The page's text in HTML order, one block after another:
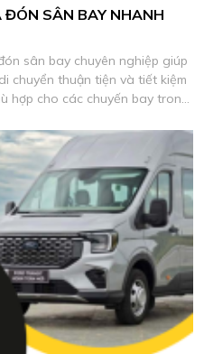
ĐÓN SÂN BAY NHANH
sân bay chuyên nghiệp giúp
chuyển thuận tiện và tiết kiệm
hợp cho các chuyến bay trong